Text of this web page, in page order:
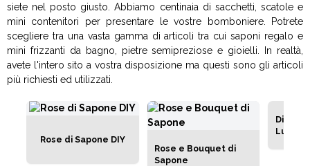
siete nel posto giusto. Abbiamo centinaia di sacchetti, scatole e
mini contenitori per presentare le vostre bomboniere. Potrete
scegliere tra una vasta gamma di articoli tra cui saponi regalo e
mini frizzanti da bagno, pietre semipreziose e gioielli. In realtà,
avete l'intero sito a vostra disposizione ma questi sono gli articoli
più richiesti ed utilizzati.
Rose di Sapone DIY
Rose e Bouquet di
Sapone
Lusso